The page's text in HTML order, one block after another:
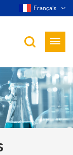
Français